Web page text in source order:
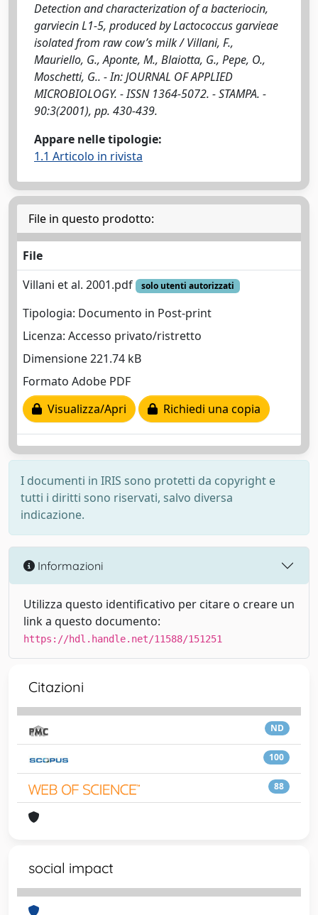
Detection and characterization of a bacteriocin,
garviecin L1-5, produced by Lactococcus garvieae
isolated from raw cow’s milk / Villani, F.,
Mauriello, G., Aponte, M., Blaiotta, G., Pepe, O.,
Moschetti, G.. - In: JOURNAL OF APPLIED
MICROBIOLOGY. - ISSN 1364-5072. - STAMPA. -
90:3(2001), pp. 430-439.
Appare nelle tipologie:
1.1 Articolo in rivista
File in questo prodotto:
File
Villani et al. 2001.pdf
solo utenti autorizzati
Tipologia: Documento in Post-print
Licenza: Accesso privato/ristretto
Dimensione 221.74 kB
Formato Adobe PDF
Visualizza/Apri
Richiedi una copia
I documenti in IRIS sono protetti da copyright e
tutti i diritti sono riservati, salvo diversa
indicazione.
Informazioni
Utilizza questo identificativo per citare o creare un
link a questo documento:
https://hdl.handle.net/11588/151251
Citazioni
ND
100
88
social impact